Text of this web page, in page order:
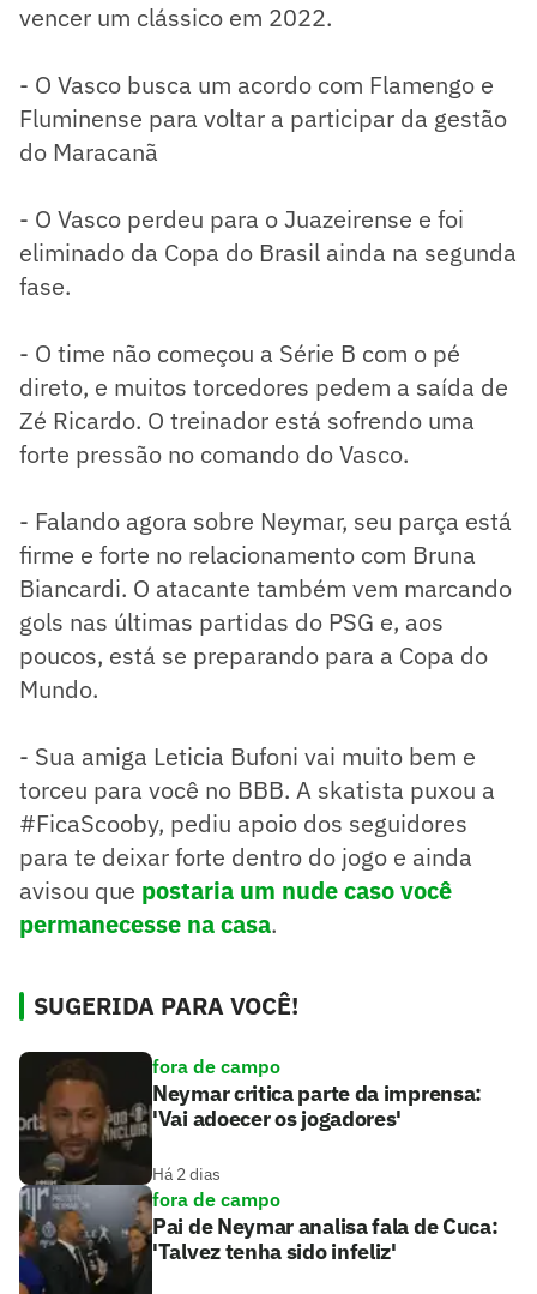
vencer um clássico em 2022.
- O Vasco busca um acordo com Flamengo e
Fluminense para voltar a participar da gestão
do Maracanã
- O Vasco perdeu para o Juazeirense e foi
eliminado da Copa do Brasil ainda na segunda
fase.
- O time não começou a Série B com o pé
direto, e muitos torcedores pedem a saída de
Zé Ricardo. O treinador está sofrendo uma
forte pressão no comando do Vasco.
- Falando agora sobre Neymar, seu parça está
firme e forte no relacionamento com Bruna
Biancardi. O atacante também vem marcando
gols nas últimas partidas do PSG e, aos
poucos, está se preparando para a Copa do
Mundo.
- Sua amiga Leticia Bufoni vai muito bem e
torceu para você no BBB. A skatista puxou a
#FicaScooby, pediu apoio dos seguidores
para te deixar forte dentro do jogo e ainda
avisou que postaria um nude caso você
permanecesse na casa.
SUGERIDA PARA VOCÊ!
fora de campo
Neymar critica parte da imprensa:
'Vai adoecer os jogadores'
Há 2 dias
fora de campo
Pai de Neymar analisa fala de Cuca:
'Talvez tenha sido infeliz'